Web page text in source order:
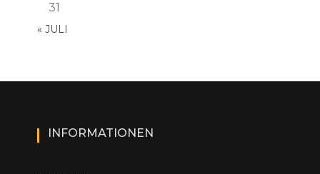
31
« JULI
INFORMATIONEN